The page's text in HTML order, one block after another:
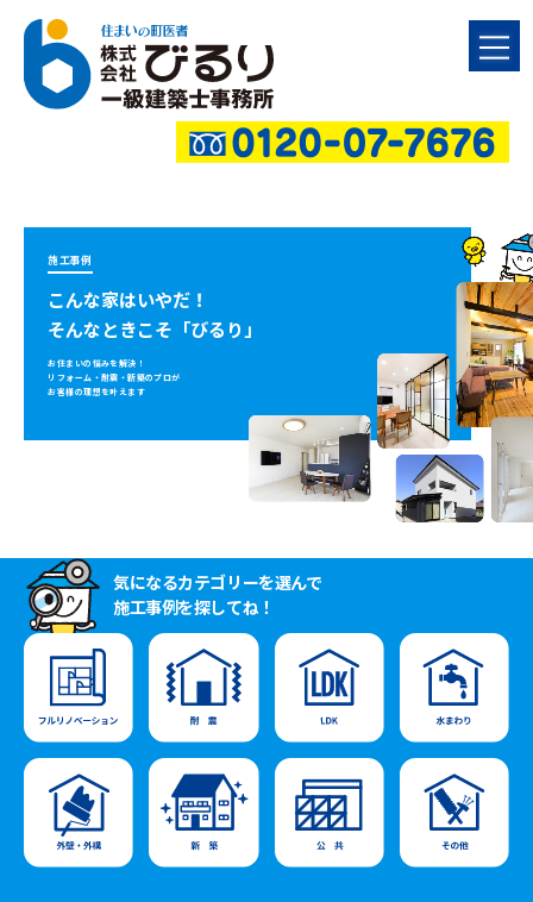
施工事例
こんな家はいやだ！
そんなときこそ「びるり」
お住まいの悩みを解決！
リフォーム・耐震・新築のプロが
お客様の理想を叶えます
気になるカテゴリーを選んで
施工事例を探してね！